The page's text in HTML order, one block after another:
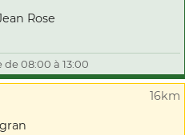
Rose
de 08:00 à 13:00
16km